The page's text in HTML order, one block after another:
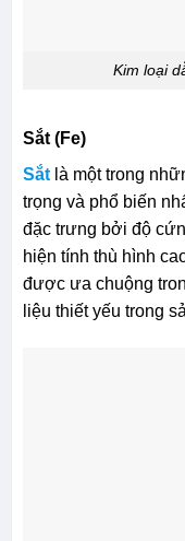
Kim loại
Sắt (Fe)
Sắtlà một trong
trọng và phổ biến
đặc trưng bởi độ
hiện tính thù hình
được ưa chuộng
liệu thiết yếu trong